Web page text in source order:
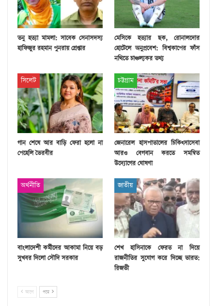
তনু হত্যা মামলা: সাবেক সেনাসদস্য
হাফিজুর রহমান পুনরায় গ্রেপ্তার
মেসিকে হত্যার ছক, রোনালদোর
হোটেলে অনুপ্রবেশ: বিশ্বকাপের ফাঁস
নথিতে চাঞ্চল্যকর তথ্য
সিলেট
গান শেষে আর বাড়ি ফেরা হলো না
পেহেলি ভৈরবীর
চট্টগ্রাম
জেনারেল হাসপাতালের চিকিৎসাসেবা
আরও বেগবান করতে সমন্বিত
উদ্যোগের ঘোষণা
অর্থনীতি
বাংলাদেশী কর্মীদের আকামা নিয়ে বড়
সুখবর দিলো সৌদি সরকার
জাতীয়
শেখ হাসিনাকে ফেরত না দিয়ে
রাজনীতির সুযোগ করে দিচ্ছে ভারত:
রিজভী
আগে পরে